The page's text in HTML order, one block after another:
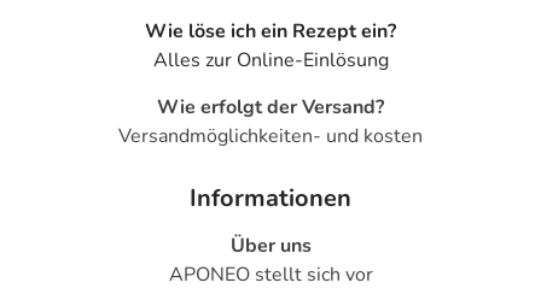
- Natriummangel
- Entwicklung oder Verschlechterung einer
- Restless Legs-Syndrom
- Pulserniedrigung
Wie löse ich ein Rezept ein?
Alles zur Online-Einlösung
Wie erfolgt der Versand?
Versandmöglichkeiten- und kosten
Informationen
Über uns
APONEO stellt sich vor